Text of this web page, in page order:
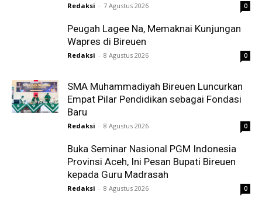
Redaksi - 7 Agustus 2026 0
Peugah Lagee Na, Memaknai Kunjungan
Wapres di Bireuen
Redaksi - 8 Agustus 2026 0
SMA Muhammadiyah Bireuen Luncurkan
Empat Pilar Pendidikan sebagai Fondasi
Baru
Redaksi - 8 Agustus 2026 0
Buka Seminar Nasional PGM Indonesia
Provinsi Aceh, Ini Pesan Bupati Bireuen
kepada Guru Madrasah
Redaksi - 8 Agustus 2026 0